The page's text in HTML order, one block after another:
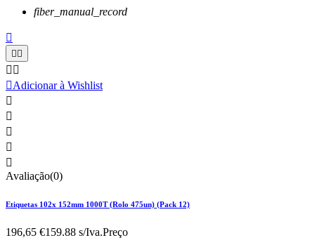
fiber_manual_record

 
 
Adicionar à Wishlist





Avaliação(0)
Etiquetas 102x 152mm 1000T (Rolo 475un) (Pack 12)
196,65 €159.88 s/Iva.Preço